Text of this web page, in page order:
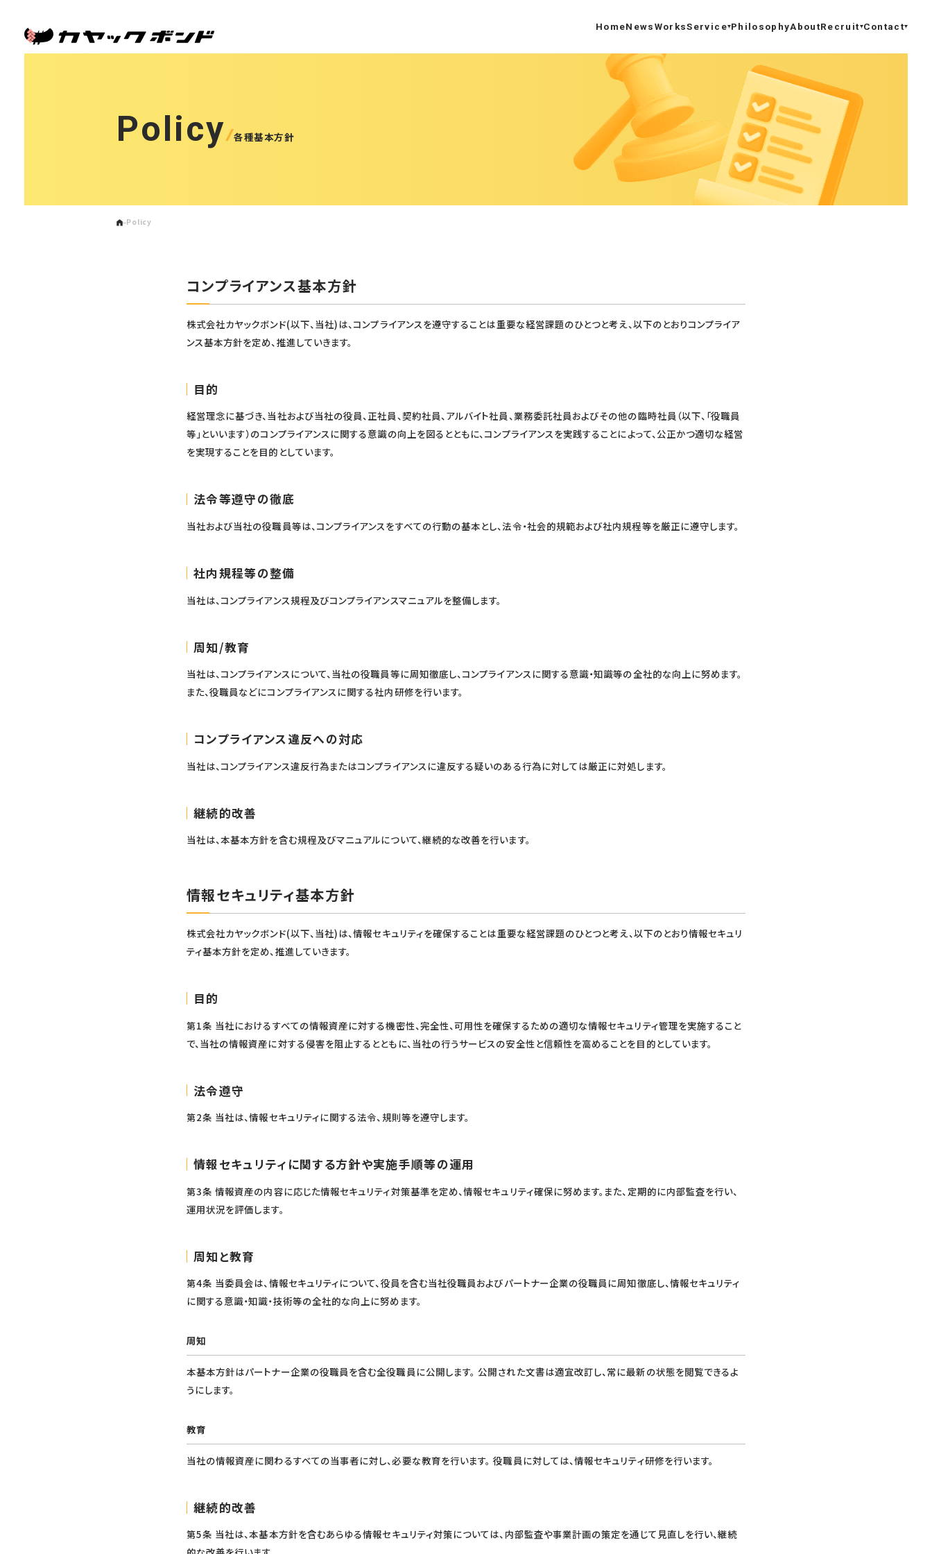
HomeNews WorksService
サービスTOP
DX推進サポート
新規事業支援
システムエンジニアリング
ラボ型開発
PhilosophyAboutRecruit
採用トップ
社員インタビュー
数字で見るカヤックボンド
はたらく環境
よくある質問
募集要項
Contact
お問い合わせ
Policy 各種基本方針
Policy
コンプライアンス基本方針
株式会社カヤックボンド(以下、当社)は、コンプライアンスを遵守することは重要な経営課題のひとつと考え、以下のとおりコンプライア
ンス基本方針を定め、推進していきます。
目的
経営理念に基づき、当社および当社の役員、正社員、契約社員、アルバイト社員、業務委託社員およびその他の臨時社員（以下、「役職員
等」といいます）のコンプライアンスに関する意識の向上を図るとともに、コンプライアンスを実践することによって、公正かつ適切な経営
を実現することを目的としています。
法令等遵守の徹底
当社および当社の役職員等は、コンプライアンスをすべての行動の基本とし、法令・社会的規範および社内規程等を厳正に遵守します。
社内規程等の整備
当社は、コンプライアンス規程及びコンプライアンスマニュアルを整備します。
周知/教育
当社は、コンプライアンスについて、当社の役職員等に周知徹底し、コンプライアンスに関する意識・知識等の全社的な向上に努めます。
また、役職員などにコンプライアンスに関する社内研修を行います。
コンプライアンス違反への対応
当社は、コンプライアンス違反行為またはコンプライアンスに違反する疑いのある行為に対しては厳正に対処します。
継続的改善
当社は、本基本方針を含む規程及びマニュアルについて、継続的な改善を行います。
情報セキュリティ基本方針
株式会社カヤックボンド(以下、当社)は、情報セキュリティを確保することは重要な経営課題のひとつと考え、以下のとおり情報セキュリ
ティ基本方針を定め、推進していきます。
目的
第1条 当社におけるすべての情報資産に対する機密性、完全性、可用性を確保するための適切な情報セキュリティ管理を実施すること
で、当社の情報資産に対する侵害を阻止するとともに、当社の行うサービスの安全性と信頼性を高めることを目的としています。
法令遵守
第2条 当社は、情報セキュリティに関する法令、規則等を遵守します。
情報セキュリティに関する方針や実施手順等の運用
第3条 情報資産の内容に応じた情報セキュリティ対策基準を定め、情報セキュリティ確保に努めます。また、定期的に内部監査を行い、
運用状況を評価します。
周知と教育
第4条 当委員会は、情報セキュリティについて、役員を含む当社役職員およびパートナー企業の役職員に周知徹底し、情報セキュリティ
に関する意識・知識・技術等の全社的な向上に努めます。
周知
本基本方針はパートナー企業の役職員を含む全役職員に公開します。 公開された文書は適宜改訂し、常に最新の状態を閲覧できるよ
うにします。
教育
当社の情報資産に関わるすべての当事者に対し、必要な教育を行います。 役職員に対しては、情報セキュリティ研修を行います。
継続的改善
第5条 当社は、本基本方針を含むあらゆる情報セキュリティ対策については、内部監査や事業計画の策定を通じて見直しを行い、継続